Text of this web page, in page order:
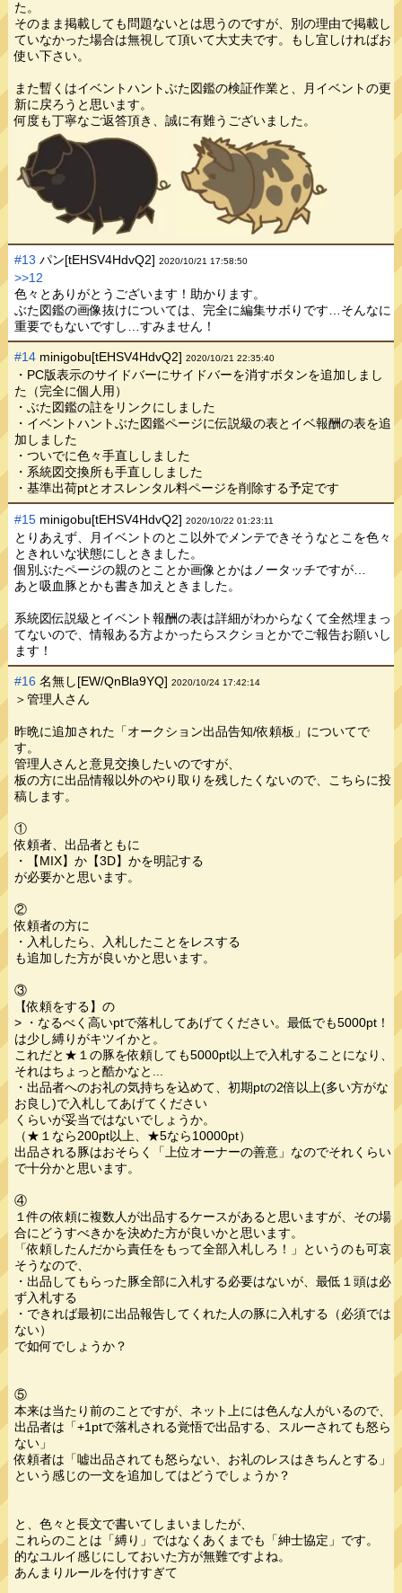
た。
そのまま掲載しても問題ないとは思うのですが、別の理由で掲載し
ていなかった場合は無視して頂いて大丈夫です。もし宜しければお
使い下さい。
また暫くはイベントハントぶた図鑑の検証作業と、月イベントの更
新に戻ろうと思います。
何度も丁寧なご返答頂き、誠に有難うございました。
#13 パン[tEHSV4HdvQ2]2020/10/21 17:58:50
>>12
色々とありがとうございます！助かります。
ぶた図鑑の画像抜けについては、完全に編集サボりです…そんなに
重要でもないですし…すみません！
#14 minigobu[tEHSV4HdvQ2]2020/10/21 22:35:40
・PC版表示のサイドバーにサイドバーを消すボタンを追加しまし
た（完全に個人用）
・ぶた図鑑の註をリンクにしました
・イベントハントぶた図鑑ページに伝説級の表とイベ報酬の表を追
加しました
・ついでに色々手直ししました
・系統図交換所も手直ししました
・基準出荷ptとオスレンタル料ページを削除する予定です
#15 minigobu[tEHSV4HdvQ2]2020/10/22 01:23:11
とりあえず、月イベントのとこ以外でメンテできそうなとこを色々
ときれいな状態にしときました。
個別ぶたページの親のとことか画像とかはノータッチですが…
あと吸血豚とかも書き加えときました。
系統図伝説級とイベント報酬の表は詳細がわからなくて全然埋まっ
てないので、情報ある方よかったらスクショとかでご報告お願いし
ます！
#16 名無し[EW/QnBla9YQ]2020/10/24 17:42:14
＞管理人さん
昨晩に追加された「オークション出品告知/依頼板」についてで
す。
管理人さんと意見交換したいのですが、
板の方に出品情報以外のやり取りを残したくないので、こちらに投
稿します。
①
依頼者、出品者ともに
・【MIX】か【3D】かを明記する
が必要かと思います。
②
依頼者の方に
・入札したら、入札したことをレスする
も追加した方が良いかと思います。
③
【依頼をする】の
> ・なるべく高いptで落札してあげてください。最低でも5000pt！
は少し縛りがキツイかと。
これだと★１の豚を依頼しても5000pt以上で入札することになり、
それはちょっと酷かなと...
・出品者へのお礼の気持ちを込めて、初期ptの2倍以上(多い方がな
お良し)で入札してあげてください
くらいが妥当ではないでしょうか。
（★１なら200pt以上、★5なら10000pt）
出品される豚はおそらく「上位オーナーの善意」なのでそれくらい
で十分かと思います。
④
１件の依頼に複数人が出品するケースがあると思いますが、その場
合にどうすべきかを決めた方が良いかと思います。
「依頼したんだから責任をもって全部入札しろ！」というのも可哀
そうなので、
・出品してもらった豚全部に入札する必要はないが、最低１頭は必
ず入札する
・できれば最初に出品報告してくれた人の豚に入札する（必須では
ない）
で如何でしょうか？
⑤
本来は当たり前のことですが、ネット上には色んな人がいるので、
出品者は「+1ptで落札される覚悟で出品する、スルーされても怒ら
ない」
依頼者は「嘘出品されても怒らない、お礼のレスはきちんとする」
という感じの一文を追加してはどうでしょうか？
と、色々と長文で書いてしまいましたが、
これらのことは「縛り」ではなくあくまでも「紳士協定」です。
的なユルイ感じにしておいた方が無難ですよね。
あんまりルールを付けすぎて